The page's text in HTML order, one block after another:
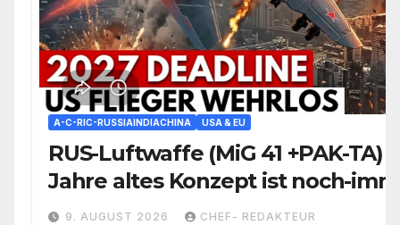
A-C-RIC-RUSSIAINDIACHINA USA & EU
RUS-Luftwaffe (MiG 41 +PAK-
Jahre altes Konzept ist noch-
aktiv
9. AUGUST 2026 CHEF- REDAKTEUR